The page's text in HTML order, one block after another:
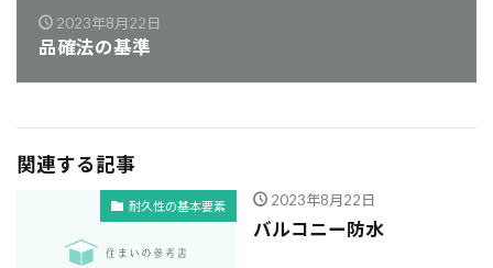
2023年8月22日
品確法の基準
関連する記事
耐久性の基本要素 2023年8月22日
バルコニー防水